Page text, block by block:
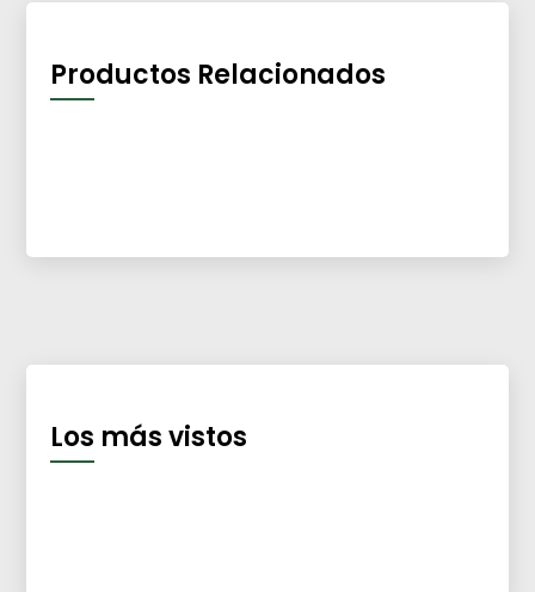
Productos Relacionados
Los más vistos